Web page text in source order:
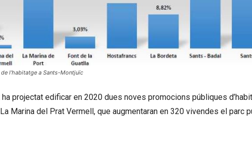
l’habitatge a Sants-Montjuïc
ha projectat edificar en 2020 dues noves promocions públiques
Marina del Prat Vermell, que augmentaran en 320 vivendes el parc